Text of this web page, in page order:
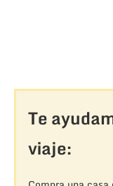
Te
viaje: